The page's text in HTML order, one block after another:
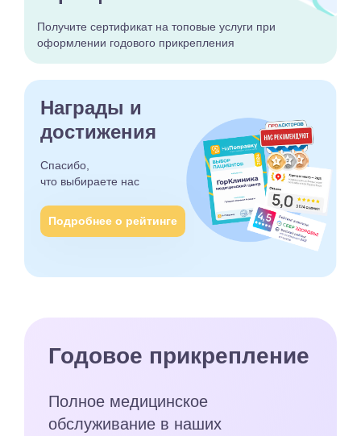
Получите сертификатна топовые услуги при
оформлении годового прикрепления
Награды и
достижения
Спасибо,
что выбираете нас
Подробнее о рейтинге
Годовое прикрепление
Полное медицинское
обслуживание в наших